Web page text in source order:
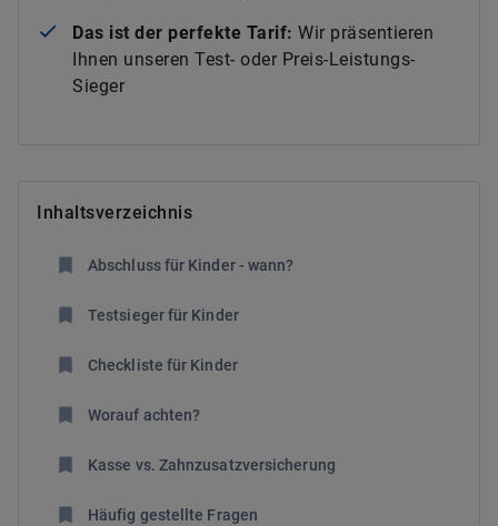
Das ist der perfekte Tarif: Wir präsentieren
Ihnen unseren Test- oder Preis-Leistungs-
Sieger
Inhaltsverzeichnis
Abschluss für Kinder - wann?
Testsieger für Kinder
Checkliste für Kinder
Worauf achten?
Kasse vs. Zahnzusatzversicherung
Häufig gestellte Fragen